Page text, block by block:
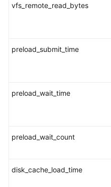
vfs_remote_read_bytes
preload_submit_time
preload_wait_time
preload_wait_count
disk_cache_load_time